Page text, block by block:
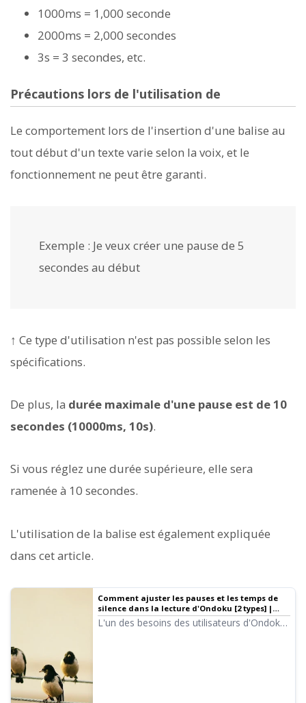
1000ms = 1,000 seconde
2000ms = 2,000 secondes
3s = 3 secondes, etc.
Précautions lors de l'utilisation de
Le comportement lors de l'insertion d'une balise au
tout début d'un texte varie selon la voix, et le
fonctionnement ne peut être garanti.
Exemple : Je veux créer une pause de 5
secondes au début
↑ Ce type d'utilisation n'est pas possible selon les
spécifications.
De plus, la durée maximale d'une pause est de 10
secondes (10000ms, 10s).
Si vous réglez une durée supérieure, elle sera
ramenée à 10 secondes.
L'utilisation de la balise est également expliquée
dans cet article.
Comment ajuster les pauses et les temps de
silence dans la lecture d'Ondoku [2 types] |
Logiciel de synthèse vocale Ondoku
L'un des besoins des utilisateurs d'Ondoku